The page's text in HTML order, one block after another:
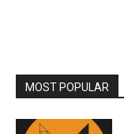
MOST POPULAR